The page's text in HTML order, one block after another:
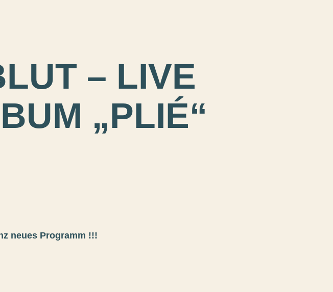
– LIVE
„PLIÉ“
neues Programm !!!